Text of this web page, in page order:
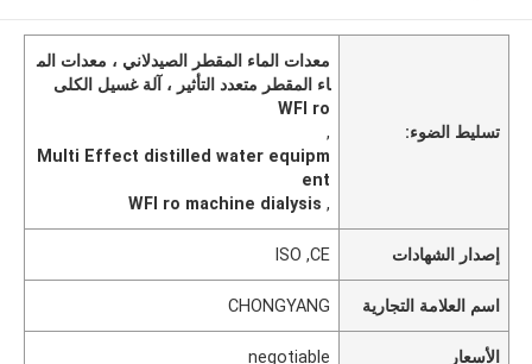
تسليط الضوء:
معدات الماء المقطر الصيدلاني ، معدات الم
اء المقطر متعدد التأثير ، آلة غسيل الكلى
WFI ro
,
Multi Effect distilled water equipm
ent
,
WFI ro machine dialysis
إصدار الشهادات ISO ,CE
اسم العلامة التجارية CHONGYANG
الأسعار negotiable